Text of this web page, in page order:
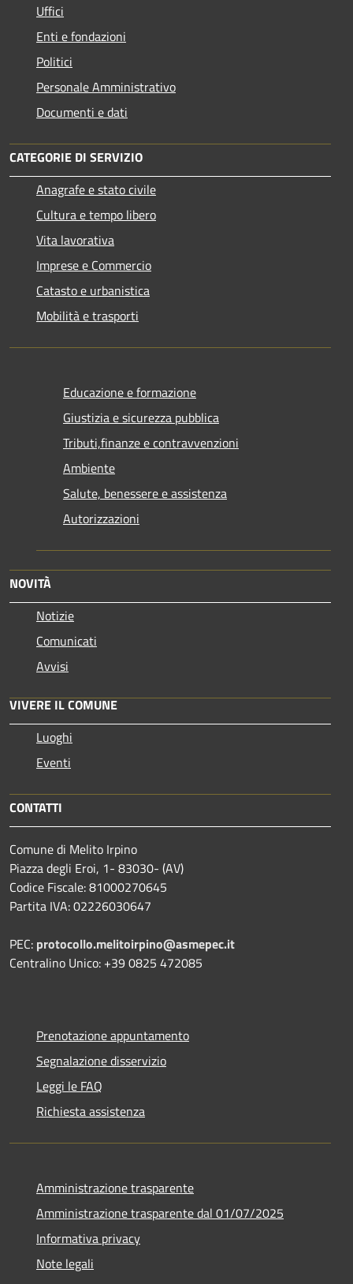
Uffici
Enti e fondazioni
Politici
Personale Amministrativo
Documenti e dati
CATEGORIE DI SERVIZIO
Anagrafe e stato civile
Cultura e tempo libero
Vita lavorativa
Imprese e Commercio
Catasto e urbanistica
Mobilità e trasporti
Educazione e formazione
Giustizia e sicurezza pubblica
Tributi,finanze e contravvenzioni
Ambiente
Salute, benessere e assistenza
Autorizzazioni
NOVITÀ
Notizie
Comunicati
Avvisi
VIVERE IL COMUNE
Luoghi
Eventi
CONTATTI
Comune di Melito Irpino
Piazza degli Eroi, 1- 83030- (AV)
Codice Fiscale: 81000270645
Partita IVA: 02226030647
PEC: protocollo.melitoirpino@asmepec.it
Centralino Unico: +39 0825 472085
Prenotazione appuntamento
Segnalazione disservizio
Leggi le FAQ
Richiesta assistenza
Amministrazione trasparente
Amministrazione trasparente dal 01/07/2025
Informativa privacy
Note legali